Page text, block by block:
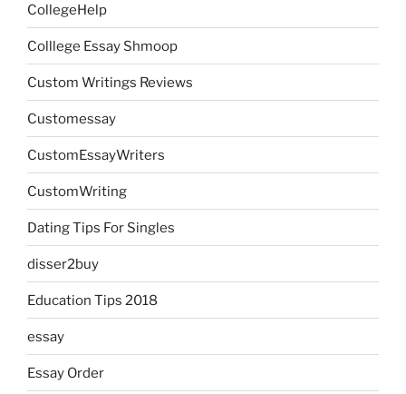
CollegeHelp
Colllege Essay Shmoop
Custom Writings Reviews
Customessay
CustomEssayWriters
CustomWriting
Dating Tips For Singles
disser2buy
Education Tips 2018
essay
Essay Order